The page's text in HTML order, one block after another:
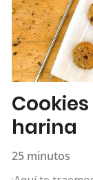
harina
25 minutos